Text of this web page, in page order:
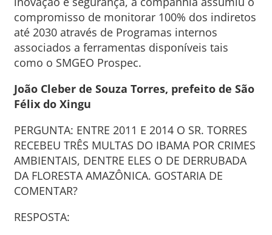
compromisso de monitorar 100% dos indiretos
até 2030 através de Programas internos
associados a ferramentas disponíveis tais
como o SMGEO Prospec.
João Cleber de Souza Torres, prefeito de São
Félix do Xingu
PERGUNTA: ENTRE 2011 E 2014 O SR. TORRES
RECEBEU TRÊS MULTAS DO IBAMA POR CRIMES
AMBIENTAIS, DENTRE ELES O DE DERRUBADA
DA FLORESTA AMAZÔNICA. GOSTARIA DE
COMENTAR?
RESPOSTA: